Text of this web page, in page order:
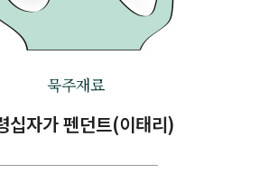
묵주재료
십자가 펜던트(이태리)